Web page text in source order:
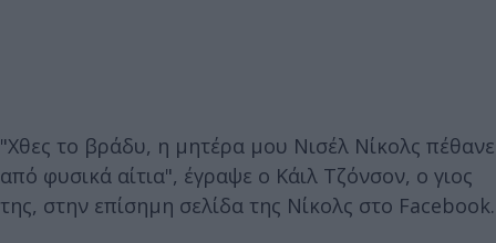
"Χθες το βράδυ, η μητέρα μου Νισέλ Νίκολς πέθανε
από φυσικά αίτια", έγραψε ο Κάιλ Τζόνσον, ο γιος
της, στην επίσημη σελίδα της Νίκολς στο Facebook.